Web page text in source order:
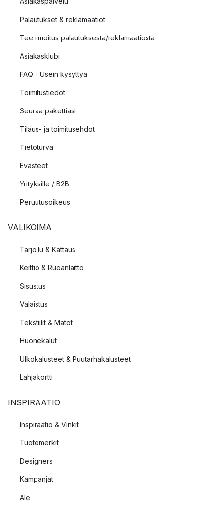
Palautukset & reklamaatiot
Tee ilmoitus palautuksesta/reklamaatiosta
Asiakasklubi
FAQ - Usein kysyttyä
Toimitustiedot
Seuraa pakettiasi
Tilaus- ja toimitusehdot
Tietoturva
Evästeet
Yrityksille / B2B
Peruutusoikeus
VALIKOIMA
Tarjoilu & Kattaus
Keittiö & Ruoanlaitto
Sisustus
Valaistus
Tekstiilit & Matot
Huonekalut
Ulkokalusteet & Puutarhakalusteet
Lahjakortti
INSPIRAATIO
Inspiraatio & Vinkit
Tuotemerkit
Designers
Kampanjat
Ale